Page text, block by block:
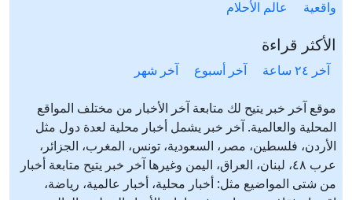
واقعية
عالم الأحلام
الأكثر قراءة
آخر ٢٤ ساعة آخر أسبوع آخر شهر
موقع آخر خبر يتيح لك متابعة آخر الأخبار من مختلف المواقع
المحلية والعالمية. آخر خبر يشمل أخبار محلية لعدة دول مثل
الأردن، فلسطين، مصر، السعودية، تونس، المغرب، الجزائر،
عرب ٤٨، لبنان، العراق، اليمن وغيرها آخر خبر يتيح متابعة أخبار
من شتى المواضيع مثل: أخبار محلية، أخبار عالمية، رياضة،